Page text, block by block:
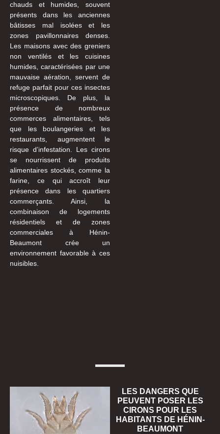
chauds et humides, souvent
présents dans les anciennes
bâtisses mal isolées et les
zones pavillonnaires denses.
Les maisons avec des greniers
non ventilés et les cuisines
humides, caractérisées par une
mauvaise aération, servent de
refuge parfait pour ces insectes
microscopiques. De plus, la
présence de nombreux
commerces alimentaires, tels
que les boulangeries et les
restaurants, augmentent le
risque d’infestation. Les cirons
se nourrissent de produits
alimentaires stockés, comme la
farine, ce qui accroît leur
présence dans les quartiers
commerçants. Ainsi, la
combinaison de logements
résidentiels et de zones
commerciales à Hénin-
Beaumont crée un
environnement favorable à ces
nuisibles.
LES DANGERS QUE
PEUVENT POSER LES
CIRONS POUR LES
HABITANTS DE HÉNIN-
BEAUMONT